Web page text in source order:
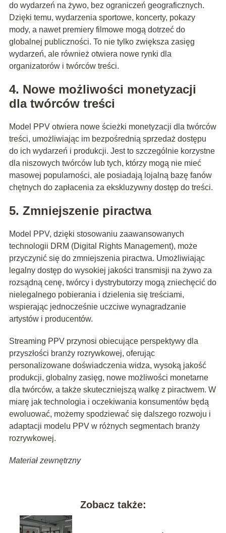
do wydarzeń na żywo, bez ograniczeń geograficznych.
Dzięki temu, wydarzenia sportowe, koncerty, pokazy
mody, a nawet premiery filmowe mogą dotrzeć do
globalnej publiczności. To nie tylko zwiększa zasięg
wydarzeń, ale również otwiera nowe rynki dla
organizatorów i twórców treści.
4. Nowe możliwości monetyzacji
dla twórców treści
Model PPV otwiera nowe ścieżki monetyzacji dla twórców
treści, umożliwiając im bezpośrednią sprzedaż dostępu
do ich wydarzeń i produkcji. Jest to szczególnie korzystne
dla niszowych twórców lub tych, którzy mogą nie mieć
masowej popularności, ale posiadają lojalną bazę fanów
chętnych do zapłacenia za ekskluzywny dostęp do treści.
5. Zmniejszenie piractwa
Model PPV, dzięki stosowaniu zaawansowanych
technologii DRM (Digital Rights Management), może
przyczynić się do zmniejszenia piractwa. Umożliwiając
legalny dostęp do wysokiej jakości transmisji na żywo za
rozsądną cenę, twórcy i dystrybutorzy mogą zniechęcić do
nielegalnego pobierania i dzielenia się treściami,
wspierając jednocześnie uczciwe wynagradzanie
artystów i producentów.
Streaming PPV przynosi obiecujące perspektywy dla
przyszłości branży rozrywkowej, oferując
personalizowane doświadczenia widza, wysoką jakość
produkcji, globalny zasięg, nowe możliwości monetarne
dla twórców, a także skuteczniejszą walkę z piractwem. W
miarę jak technologia i oczekiwania konsumentów będą
ewoluować, możemy spodziewać się dalszego rozwoju i
adaptacji modelu PPV w różnych segmentach branży
rozrywkowej.
Materiał zewnętrzny
Zobacz także: